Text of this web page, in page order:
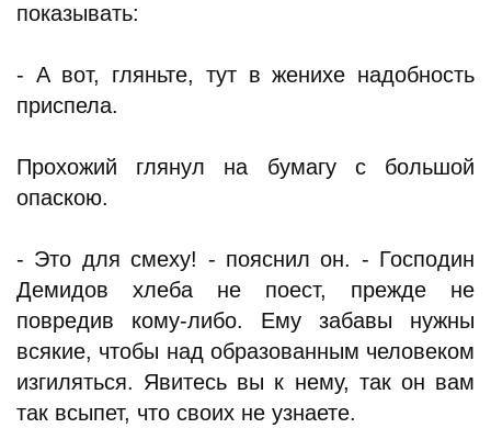
показывать:
- А вот, гляньте, тут в женихе надобность
приспела.
Прохожий глянул на бумагу с большой
опаскою.
- Это для смеху! - пояснил он. - Господин
Демидов хлеба не поест, прежде не
повредив кому-либо. Ему забавы нужны
всякие, чтобы над образованным человеком
изгиляться. Явитесь вы к нему, так он вам
так всыпет, что своих не узнаете.